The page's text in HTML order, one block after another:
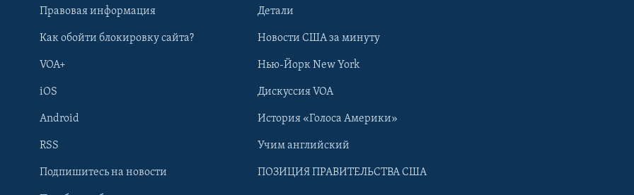
Learning English
Правовая информация
Как обойти блокировку сайта?
VOA+
iOS
Android
RSS
Подпишитесь на новости
Детали
Новости США за минуту
Нью-Йорк New York
Дискуссия VOA
История «Голоса Америки»
Учим английский
ПОЗИЦИЯ ПРАВИТЕЛЬСТВА США